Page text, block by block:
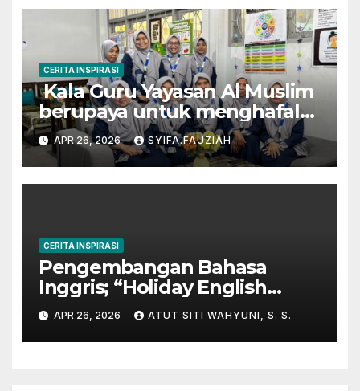
CERITA INSPIRASI
Kala Guru Yayasan Al Muslim
berupaya untuk menghafal
Al-Qur’an
APR 26, 2026 SYIFA.FAUZIAH
CERITA INSPIRASI
Pengembangan Bahasa
Inggris; “Holiday English
Program” di Kampung
Inggris-Pare
APR 26, 2026 ATUT SITI WAHYUNI, S. S.